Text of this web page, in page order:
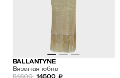
BALLANTYNE
Вязаная юбка
54600 14500 ₽